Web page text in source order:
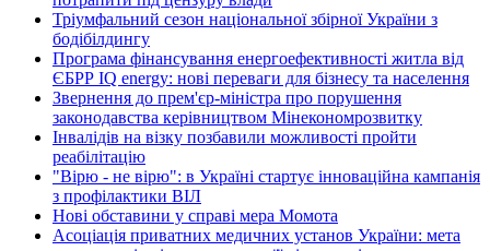
Тріумфальний сезон національної збірної України з
бодібілдингу
Програма фінансування енергоефективності житла від
ЄБРР IQ energy: нові переваги для бізнесу та населення
Звернення до прем'єр-міністра про порушення
законодавства керівництвом Мінекономрозвитку
Інвалідів на візку позбавили можливості пройти
реабілітацію
"Вірю - не вірю": в Україні стартує інноваційна кампанія
з профілактики ВІЛ
Нові обставини у справі мера Момота
Асоціація приватних медичних установ України: мета